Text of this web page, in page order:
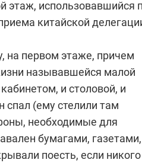
этаж, использовавшийся
китайской
на первом этаже, причем
называвшейся малой
и столовой, и
спал (ему стелили там
необходимые для
бумагами, газетами,
поесть, если никого